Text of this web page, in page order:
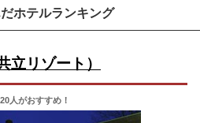
ホテルランキング
リゾート）
人がおすすめ！